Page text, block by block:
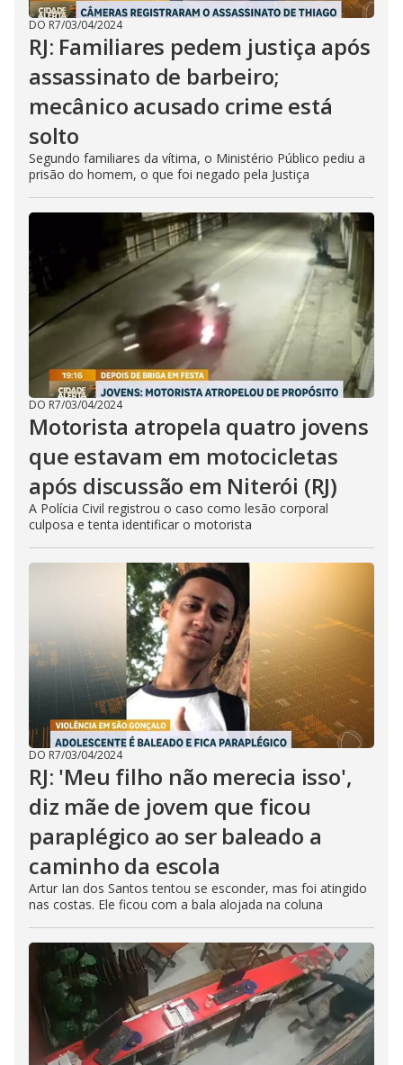
DO R7/03/04/2024
RJ: Familiares pedem justiça após
assassinato de barbeiro;
mecânico acusado crime está
solto
Segundo familiares da vítima, o Ministério Público pediu a
prisão do homem, o que foi negado pela Justiça
DO R7/03/04/2024
Motorista atropela quatro jovens
que estavam em motocicletas
após discussão em Niterói (RJ)
A Polícia Civil registrou o caso como lesão corporal
culposa e tenta identificar o motorista
DO R7/03/04/2024
RJ: 'Meu filho não merecia isso',
diz mãe de jovem que ficou
paraplégico ao ser baleado a
caminho da escola
Artur Ian dos Santos tentou se esconder, mas foi atingido
nas costas. Ele ficou com a bala alojada na coluna